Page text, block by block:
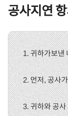
공사지연
1. 귀하가보낸
2. 먼저, 공사
3. 귀하와 공